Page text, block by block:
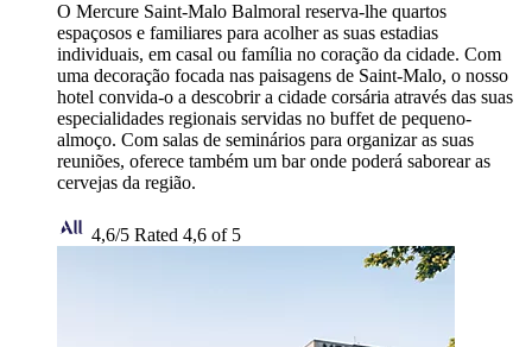
O Mercure Saint-Malo Balmoral reserva-lhe quartos
espaçosos e familiares para acolher as suas estadias
individuais, em casal ou família no coração da cidade. Com
uma decoração focada nas paisagens de Saint-Malo, o nosso
hotel convida-o a descobrir a cidade corsária através das suas
especialidades regionais servidas no buffet de pequeno-
almoço. Com salas de seminários para organizar as suas
reuniões, oferece também um bar onde poderá saborear as
cervejas da região.
4,6/5 Rated 4,6 of 5